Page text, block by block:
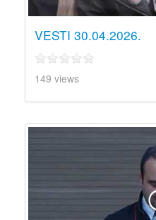
VESTI 30.04.2026.
149 views